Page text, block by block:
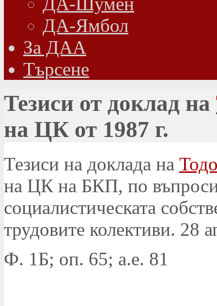
ДА-Ямбол
Зa ДАА
Търсене
Тезиси от доклад на
на ЦК от 1987 г.
Тезиси на доклада на
на ЦК на БКП, по
социалистическата
трудовите колективи. 28
Ф. 1Б; оп. 65; а.е. 81